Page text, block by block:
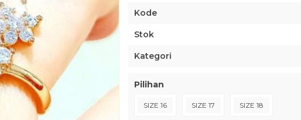
Kode
Stok
Kategori
Pilihan
SIZE 16 SIZE 17 SIZE 18